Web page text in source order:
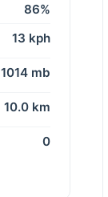
86%
13 kph
1014 mb
10.0 km
0